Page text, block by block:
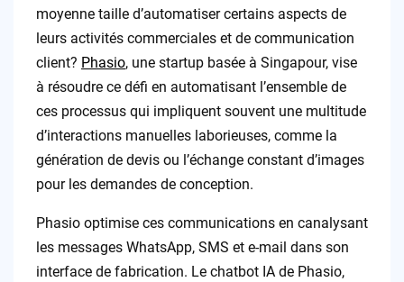
moyenne taille d’automatiser certains aspects de
leurs activités commerciales et de communication
client? Phasio, une startup basée à Singapour, vise
à résoudre ce défi en automatisant l’ensemble de
ces processus qui impliquent souvent une multitude
d’interactions manuelles laborieuses, comme la
génération de devis ou l’échange constant d’images
pour les demandes de conception.
Phasio optimise ces communications en canalysant
les messages WhatsApp, SMS et e-mail dans son
interface de fabrication. Le chatbot IA de Phasio,